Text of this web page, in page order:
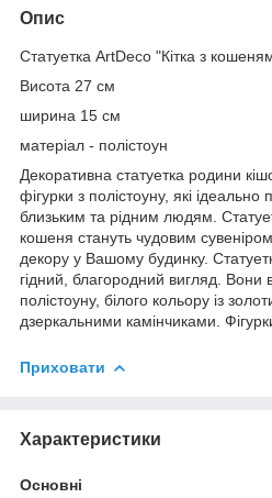
Опис
Статуетка ArtDeco "Кітка з
Висота 27 см
ширина 15 см
матеріал - полістоун
Декоративна статуетка родини
фігурки з полістоуну, які ідеально
близьким та рідним людям.
кошеня стануть чудовим
декору у Вашому будинку.
гідний, благородний вигляд. Вони
полістоуну, білого кольору із
дзеркальними камінчиками.
Приховати
Характеристики
Основні